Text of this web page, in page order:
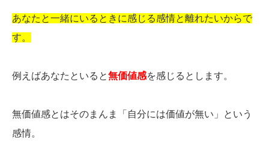
あなたと一緒にいるときに感じる感情と離れたいからで
す。
例えばあなたといると無価値感を感じるとします。
無価値感とはそのまんま「自分には価値が無い」という
感情。